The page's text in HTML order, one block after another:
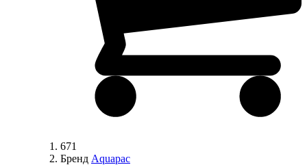
671
Бренд Aquapac